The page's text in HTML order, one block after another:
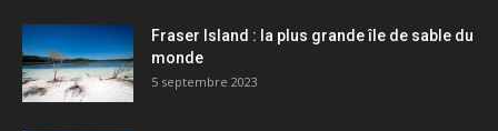
Fraser Island : la plus grande île de sable du
monde
5 septembre 2023